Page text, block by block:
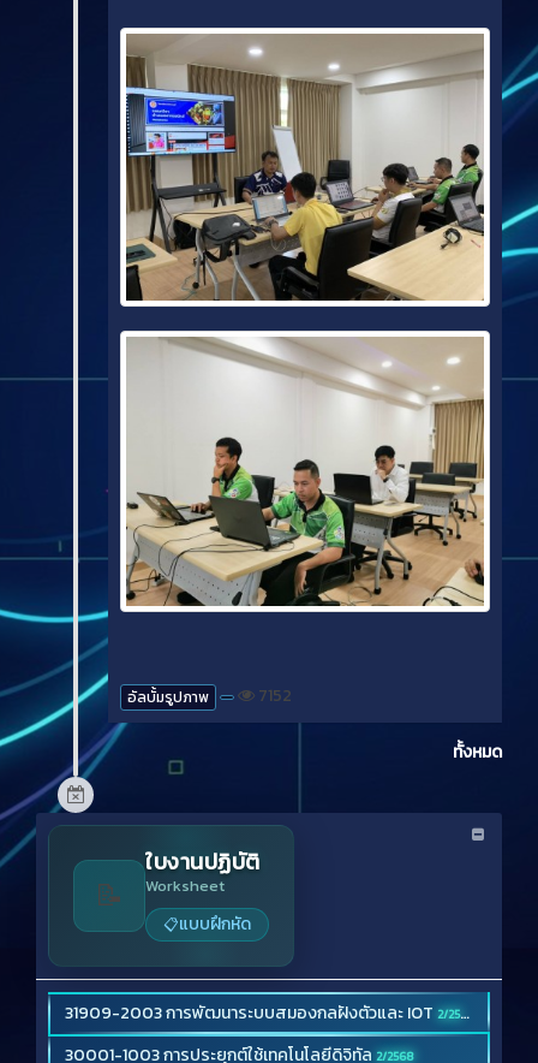
อัลบั้มรูปภาพ 7152
ทั้งหมด
📝
ใบงานปฏิบัติ
Worksheet
📋แบบฝึกหัด
31909-2003 การพัฒนาระบบสมองกลฝังตัวและ IOT 2/2568
30001-1003 การประยุกต์ใช้เทคโนโลยีดิจิทัล 2/2568